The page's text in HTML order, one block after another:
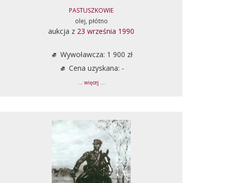
PASTUSZKOWIE
olej, płótno
aukcja z 23 września 1990
Wywoławcza: 1 900 zł
Cena uzyskana: -
... więcej ...